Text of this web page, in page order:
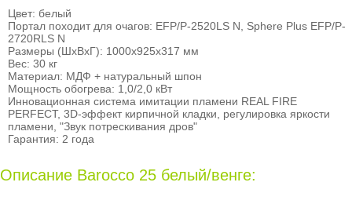
Цвет: белый
Портал походит для очагов: EFP/P-2520LS N, Sphere Plus EFP/P-
2720RLS N
Размеры (ШхВхГ): 1000х925х317 мм
Вес: 30 кг
Материал: МДФ + натуральный шпон
Мощность обогрева: 1,0/2,0 кВт
Инновационная система имитации пламени REAL FIRE
PERFECT, 3D-эффект кирпичной кладки, регулировка яркости
пламени, "Звук потрескивания дров"
Гарантия: 2 года
Описание Barocco 25 белый/венге: